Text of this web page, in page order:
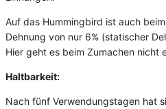
Auf das Hummingbird ist auch
Dehnung von nur 6% (statischer
Hier geht es beim Zumachen nicht
Haltbarkeit:
Nach fünf Verwendungstagen hat